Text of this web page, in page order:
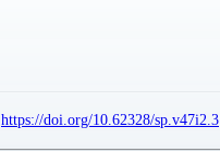
https://doi.org/10.62328/sp.v47i2.3